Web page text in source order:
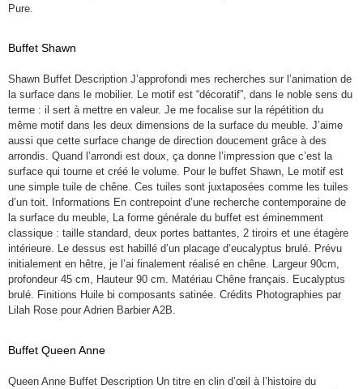
Pure.
Buffet Shawn
Shawn Buffet Description J’approfondi mes recherches sur l’animation de
la surface dans le mobilier. Le motif est “décoratif”, dans le noble sens du
terme : il sert à mettre en valeur. Je me focalise sur la répétition du
même motif dans les deux dimensions de la surface du meuble. J’aime
aussi que cette surface change de direction doucement grâce à des
arrondis. Quand l’arrondi est doux, ça donne l’impression que c’est la
surface qui tourne et créé le volume. Pour le buffet Shawn, Le motif est
une simple tuile de chêne. Ces tuiles sont juxtaposées comme les tuiles
d’un toit. Informations En contrepoint d’une recherche contemporaine de
la surface du meuble, La forme générale du buffet est éminemment
classique : taille standard, deux portes battantes, 2 tiroirs et une étagère
intérieure. Le dessus est habillé d’un placage d’eucalyptus brulé. Prévu
initialement en hêtre, je l’ai finalement réalisé en chêne. Largeur 90cm,
profondeur 45 cm, Hauteur 90 cm. Matériau Chêne français. Eucalyptus
brulé. Finitions Huile bi composants satinée. Crédits Photographies par
Lilah Rose pour Adrien Barbier A2B.
Buffet Queen Anne
Queen Anne Buffet Description Un titre en clin d’œil à l’histoire du